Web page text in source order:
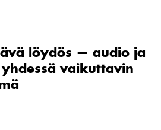
löydös — audio ja
vaikuttavin